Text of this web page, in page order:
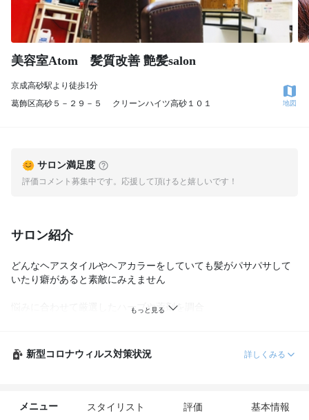
美容室Atom 髪質改善 艶髪salon
京成高砂駅より徒歩1分
葛飾区高砂５－２９－５ クリーンハイツ高砂１０１
地図
サロン満足度
評価コメント募集中です。応援して頂けると嬉しいです！
サロン紹介
どんなヘアスタイルやヘアカラーをしていても髪がパサパサして
いたり癖があると素敵にみえません
悩みに合わせて厳選したハーブや薬剤を調合
ートしていきます
新型コロナウィルス対策状況 詳しくみる
メニュー スタイリスト 評価 基本情報